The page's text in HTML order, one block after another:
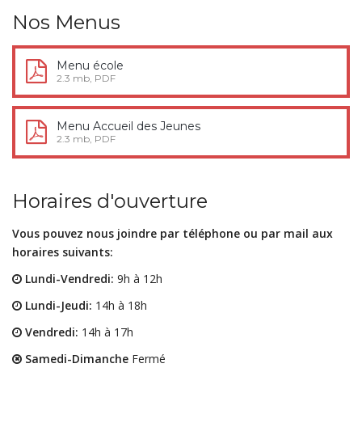
Nos Menus
Menu école
2.3 mb, PDF
Menu Accueil des Jeunes
2.3 mb, PDF
Horaires d'ouverture
Vous pouvez nous joindre par téléphone ou par mail aux
horaires suivants:
Lundi-Vendredi: 9h à 12h
Lundi-Jeudi: 14h à 18h
Vendredi: 14h à 17h
Samedi-Dimanche Fermé